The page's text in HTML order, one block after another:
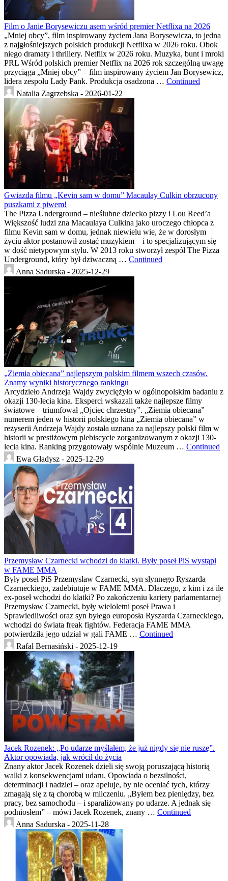
Film o Janie Borysewiczu asem wśród premier Netflixa na 2026
„Mniej obcy”, film inspirowany życiem Jana Borysewicza, to jedna
z najgłośniejszych polskich produkcji Netflixa w 2026 roku. Obok
niego dramaty i thrillery. Netflix w 2026 roku. Muzyka, bunt i mroki
PRL Wśród polskich premier Netflix na 2026 rok szczególną uwagę
przyciąga „Mniej obcy” – film inspirowany życiem Jan Borysewicz,
lidera zespołu Lady Pank. Produkcja osadzona … Continued
Natalia Zagrzebska - 2026-01-22
Gwiazda filmu „Kevin sam w domu” Macaulay Culkin obrzucony
puszkami z piwem!
The Pizza Underground – nieślubne dziecko pizzy i Lou Reed’a
Większość ludzi zna Macaulaya Culkina jako uroczego chłopca z
filmu Kevin sam w domu, jednak niewielu wie, że w dorosłym
życiu aktor postanowił zostać muzykiem – i to specjalizującym się
w dość nietypowym stylu. W 2013 roku stworzył zespół The Pizza
Underground, który był dziwaczną … Continued
Anna Sadurska - 2025-12-29
„Ziemia obiecana” najlepszym polskim filmem wszech czasów.
Znamy wyniki historycznego rankingu
Arcydzieło Andrzeja Wajdy zwyciężyło w ogólnopolskim badaniu z
okazji 130-lecia kina. Eksperci wskazali także najlepsze filmy
światowe – triumfował „Ojciec chrzestny”. „Ziemia obiecana”
numerem jeden w historii polskiego kina „Ziemia obiecana” w
reżyserii Andrzeja Wajdy została uznana za najlepszy polski film w
historii w prestiżowym plebiscycie zorganizowanym z okazji 130-
lecia kina. Ranking przygotowały wspólnie Muzeum … Continued
Ewa Gładysz - 2025-12-29
Przemysław Czarnecki wchodzi do klatki. Były poseł PiS wystąpi
w FAME MMA
Były poseł PiS Przemysław Czarnecki, syn słynnego Ryszarda
Czarneckiego, zadebiutuje w FAME MMA. Dlaczego, z kim i za ile
ex-poseł wchodzi do klatki? Po zakończeniu kariery parlamentarnej
Przemysław Czarnecki, były wieloletni poseł Prawa i
Sprawiedliwości oraz syn byłego europosła Ryszarda Czarneckiego,
wchodzi do świata freak fightów. Federacja FAME MMA
potwierdziła jego udział w gali FAME … Continued
Rafał Bernasiński - 2025-12-19
Jacek Rozenek: „Po udarze myślałem, że już nigdy się nie ruszę”.
Aktor opowiada, jak wrócił do życia
Znany aktor Jacek Rozenek dzieli się swoją poruszającą historią
walki z konsekwencjami udaru. Opowiada o bezsilności,
determinacji i nadziei – oraz apeluje, by nie oceniać tych, którzy
zmagają się z tą chorobą w milczeniu. „Byłem bez pieniędzy, bez
pracy, bez samochodu – i sparaliżowany po udarze. A jednak się
podniosłem” – mówi Jacek Rozenek, znany … Continued
Anna Sadurska - 2025-11-28